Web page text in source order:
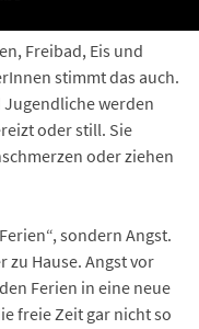
Freibad, Eis und
stimmt das auch.
werden
oder still. Sie
oder ziehen
sondern Angst.
zu Hause. Angst vor
Ferien in eine neue
freie Zeit gar nicht so